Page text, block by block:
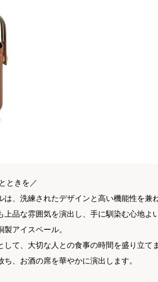
ときを／
は、洗練されたデザインと高い機能性を兼
上品な雰囲気を演出し、手に馴染む心地よ
アイスペール。
して、大切な人との食事の時間を盛り立て
ち、お酒の席を華やかに演出します。